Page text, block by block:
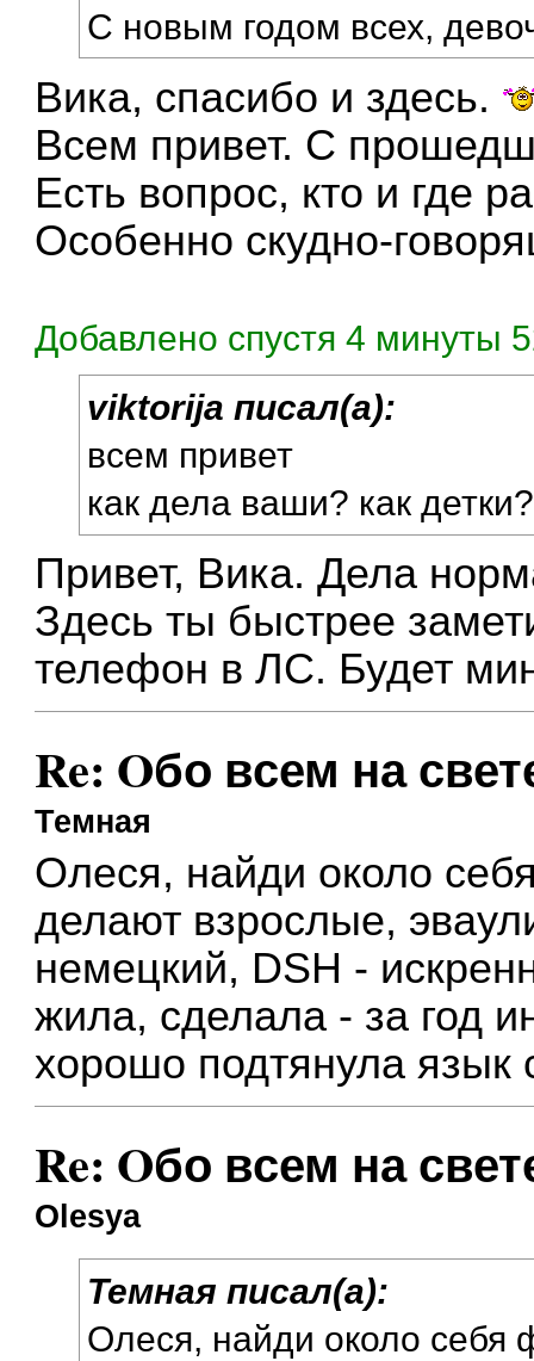
С новым годом всех,
Вика, спасибо и здесь.
Всем привет. С
Есть вопрос, кто и где
Особенно скудно-
Добавлено спустя 4 минуты
viktorija писал(а):
всем привет
как дела ваши? как детки?
Привет, Вика. Дела
Здесь ты быстрее
телефон в ЛС. Будет
Re: Oбо всем на
Темная
Олеся, найди около
делают взрослые,
немецкий, DSH -
жила, сделала - за год
хорошо подтянула язык
Re: Oбо всем на
Olesya
Темная писал(а):
Олеся, найди около себя